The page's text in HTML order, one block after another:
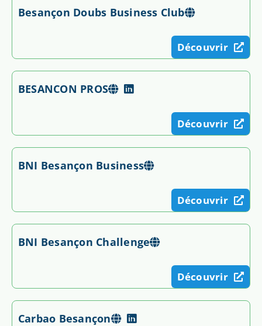
Besançon Doubs Business Club
Découvrir
BESANCON PROS
Découvrir
BNI Besançon Business
Découvrir
BNI Besançon Challenge
Découvrir
Carbao Besançon